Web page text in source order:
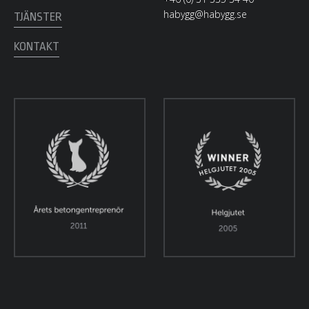
TJÄNSTER
KONTAKT
habygg@habygg.se